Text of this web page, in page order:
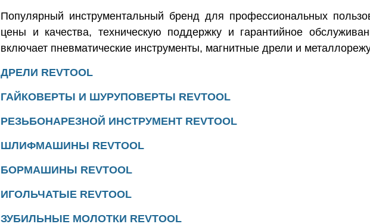
Популярный инструментальный бренд для профессиональных
цены и качества, техническую поддержку и гарантийное
включает пневматические инструменты, магнитные дрели и
ДРЕЛИ REVTOOL
ГАЙКОВЕРТЫ И ШУРУПОВЕРТЫ REVTOOL
РЕЗЬБОНАРЕЗНОЙ ИНСТРУМЕНТ REVTOOL
ШЛИФМАШИНЫ REVTOOL
БОРМАШИНЫ REVTOOL
ИГОЛЬЧАТЫЕ REVTOOL
ЗУБИЛЬНЫЕ МОЛОТКИ REVTOOL